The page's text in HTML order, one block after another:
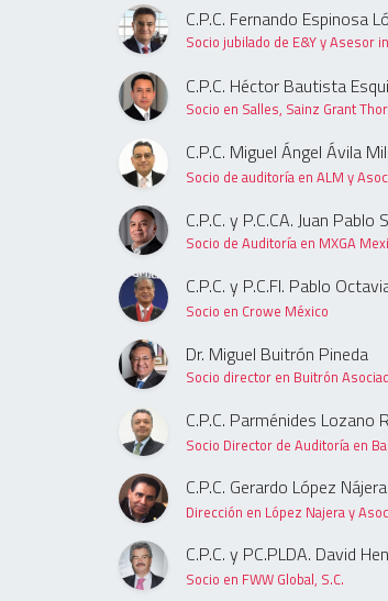
C.P.C. Fernando Espinosa
Socio jubilado de E&Y y Asesor
C.P.C. Héctor Bautista
Socio en Salles, Sainz Grant
C.P.C. Miguel Ángel Ávila
Socio de auditoría en ALM y
C.P.C. y P.C.CA. Juan
Socio de Auditoría en MXGA
C.P.C. y P.C.FI. Pablo
Socio en Crowe México
Dr. Miguel Buitrón Pineda
Socio director en Buitrón
C.P.C. Parménides Lozano
Socio Director de Auditoría en
C.P.C. Gerardo López Nájera
Dirección en López Najera y
C.P.C. y PC.PLDA. David
Socio en FWW Global, S.C.